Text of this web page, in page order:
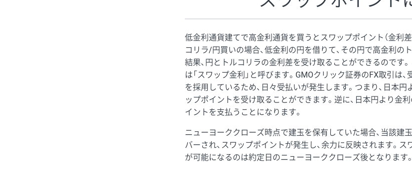
低金利通貨建てで高金利通貨を買うとスワップポイント（金利
コリラ/円買いの場合、低金利の円を借りて、その円で高金利の
結果、円とトルコリラの金利差を受け取ることができるのです
は「スワップ金利」と呼びます。GMOクリック証券のFX取引は
を採用しているため、日々受払いが発生します。つまり、日本
ップポイントを受け取ることができます。逆に、日本円より金
イントを支払うことになります。
ニューヨーククローズ時点で建玉を保有していた場合、当該建
バーされ、スワップポイントが発生し、余力に反映されます。
が可能になるのは約定日のニューヨーククローズ後となります